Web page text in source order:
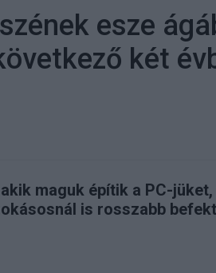
esze
két
maguk építik a PC-
is rosszabb